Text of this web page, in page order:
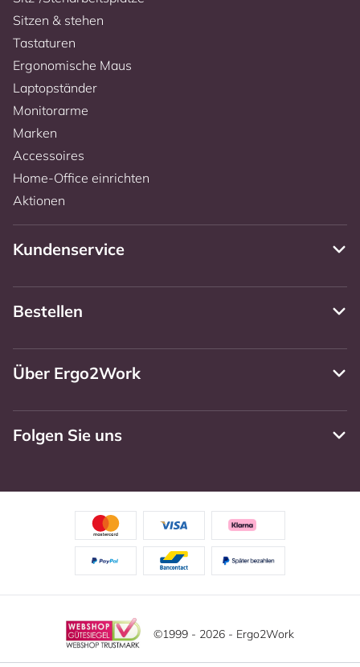
Sitzen & stehen
Tastaturen
Ergonomische Maus
Laptopständer
Monitorarme
Marken
Accessoires
Home-Office einrichten
Aktionen
Kundenservice
Bestellen
Über Ergo2Work
Folgen Sie uns
©1999 - 2026 - Ergo2Work